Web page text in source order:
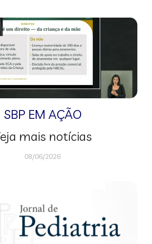
SBP EM AÇÃO
mais notícias
08/06/2026